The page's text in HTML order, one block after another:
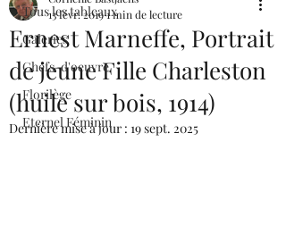
Tous les tableaux
Galeries
Chefs-d'oeuvre
Florilège
Eternel Féminin
Ernest Marneffe, Portrait
de jeune Fille Charleston
(huile sur bois, 1914)
13 févr. 20191 min de lecture
Dernière mise à jour : 19 sept. 2025